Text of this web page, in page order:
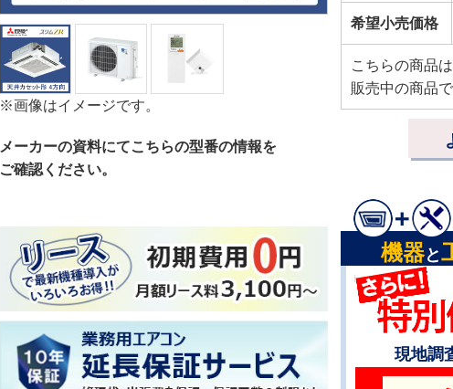
※画像はイメージです。
メーカーの資料にてこちらの型番の情報を
ご確認ください。
希望小売価格
こちらの商品
販売中の商品
機器と
現地調